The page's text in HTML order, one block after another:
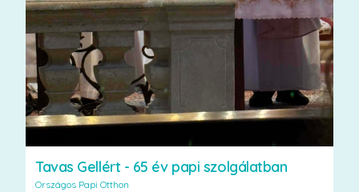
Tavas Gellért - 65 év papi szolgálatban
Országos Papi Otthon